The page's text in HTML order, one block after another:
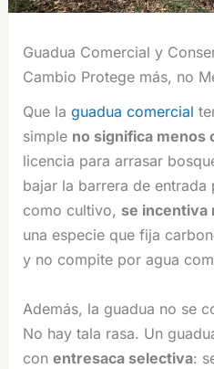
Guadua Comercial y
Cambio Protege más, no
Que la guadua comercial
simple no significa menos
licencia para arrasar
bajar la barrera de entrada
como cultivo, se incentiva
una especie que fija
y no compite por agua
Además, la guadua no se
No hay tala rasa. Un
con entresaca selectiva: